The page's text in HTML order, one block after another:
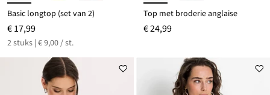
Basic longtop (set van 2)
€ 17,99
2 stuks | € 9,00 / st.
Top met broderie anglaise
€ 24,99